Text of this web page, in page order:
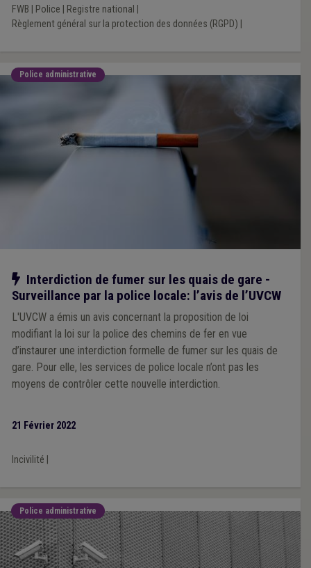
FWB Police Registre national
Règlement général sur la protection des données (RGPD)
Police administrative
Notre action
Interdiction de fumer sur les quais de gare -
Surveillance par la police locale: l’avis de l’UVCW
L'UVCW a émis un avis concernant la proposition de loi
modifiant la loi sur la police des chemins de fer en vue
d’instaurer une interdiction formelle de fumer sur les quais de
gare. Pour elle, les services de police locale n’ont pas les
moyens de contrôler cette nouvelle interdiction.
21 Février 2022
Incivilité
Police administrative